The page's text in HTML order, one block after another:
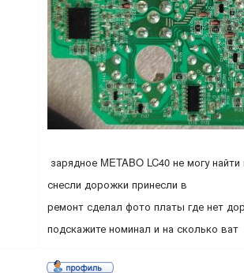
зарядное METABO LC40 не могу
снесли дорожки принесли в
ремонт сделал фото платы где нет
подскажите номинал и на сколько ват